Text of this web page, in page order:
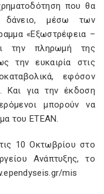
που θα
δάνειο, μέσω των
«Εξωστρέφεια –
την πληρωμή της
την ευκαιρία στις
εφόσον
Και για την έκδοση
μπορούν να
του ΕΤΕΑΝ.
10 Οκτωβρίου στο
Ανάπτυξης, το
mis